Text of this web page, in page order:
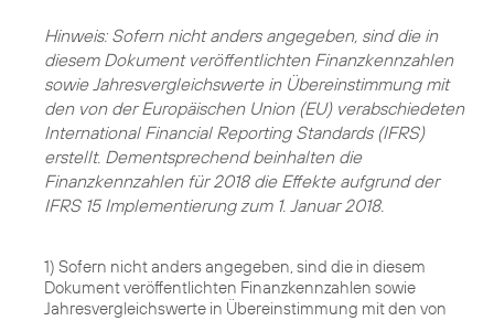
Hinweis: Sofern nicht anders angegeben, sind die in
diesem Dokument veröffentlichten Finanzkennzahlen
sowie Jahresvergleichswerte in Übereinstimmung mit
den von der Europäischen Union (EU) verabschiedeten
International Financial Reporting Standards (IFRS)
erstellt. Dementsprechend beinhalten die
Finanzkennzahlen für 2018 die Effekte aufgrund der
IFRS 15 Implementierung zum 1. Januar 2018.
1) Sofern nicht anders angegeben, sind die in diesem
Dokument veröffentlichten Finanzkennzahlen sowie
Jahresvergleichswerte in Übereinstimmung mit den von